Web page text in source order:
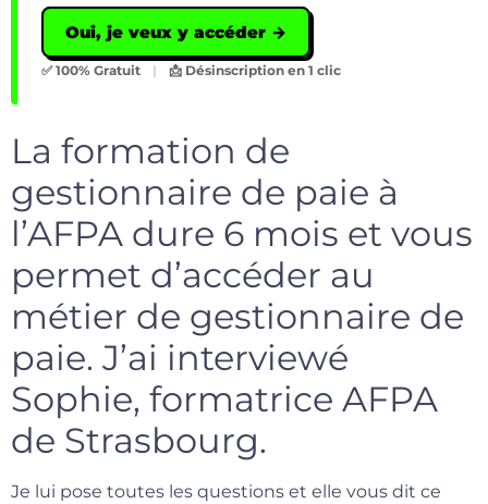
Oui, je veux y accéder →
✅ 100% Gratuit | 📩 Désinscription en 1 clic
La formation de
gestionnaire de paie à
l’AFPA dure 6 mois et vous
permet d’accéder au
métier de gestionnaire de
paie. J’ai interviewé
Sophie, formatrice AFPA
de Strasbourg.
Je lui pose toutes les questions et elle vous dit ce